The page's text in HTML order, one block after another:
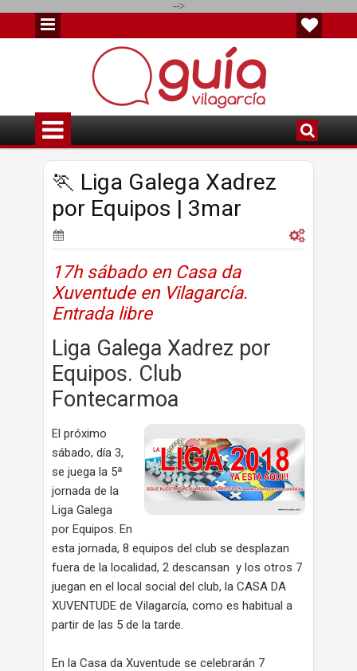
-->
🏃 Liga Galega Xadrez
por Equipos | 3mar
17h sábado en Casa da
Xuventude en Vilagarcía.
Entrada libre
Liga Galega Xadrez por
Equipos. Club
Fontecarmoa
El próximo
sábado, día 3,
se juega la 5ª
jornada de la
Liga Galega
por Equipos. En
esta jornada, 8 equipos del club se desplazan
fuera de la localidad, 2 descansan y los otros 7
juegan en el local social del club, la CASA DA
XUVENTUDE de Vilagarcía, como es habitual a
partir de las 5 de la tarde.
En la Casa da Xuventude se celebrarán 7